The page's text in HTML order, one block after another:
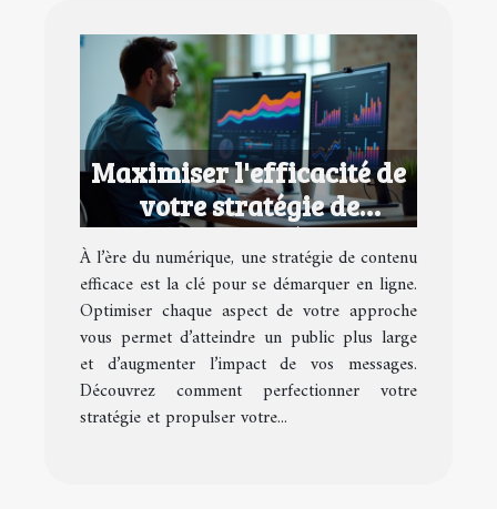
Maximiser l'efficacité de
votre stratégie de
contenu numérique
À l’ère du numérique, une stratégie de contenu
efficace est la clé pour se démarquer en ligne.
Optimiser chaque aspect de votre approche
vous permet d’atteindre un public plus large
et d’augmenter l’impact de vos messages.
Découvrez comment perfectionner votre
stratégie et propulser votre...